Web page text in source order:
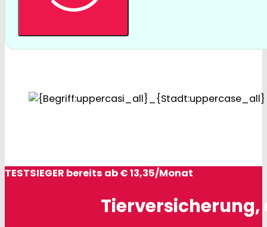
TESTSIEGER bereits ab € 13,35/Monat
Tierversicherung,